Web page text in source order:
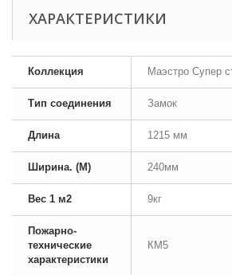
ХАРАКТЕРИСТИКИ
Коллекция Маэстро Супер
Тип соединения Замок
Длина 1215 мм
Ширина. (М) 240мм
Вес 1 м2 9кг
Пожарно-
технические
характеристики
КМ5